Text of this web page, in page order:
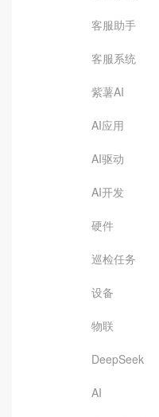
客服助手
客服系统
紫薯AI
AI应用
AI驱动
AI开发
硬件
巡检任务
设备
物联
DeepSeek
AI